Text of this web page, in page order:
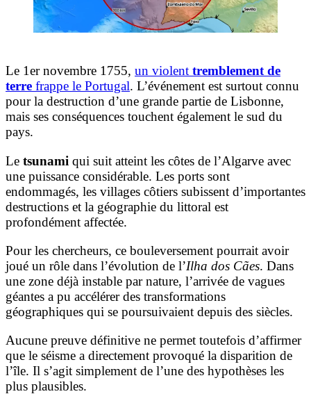
Le 1er novembre 1755, un violent tremblement de
terre frappe le Portugal. L’événement est surtout connu
pour la destruction d’une grande partie de Lisbonne,
mais ses conséquences touchent également le sud du
pays.
Le tsunami qui suit atteint les côtes de l’Algarve avec
une puissance considérable. Les ports sont
endommagés, les villages côtiers subissent d’importantes
destructions et la géographie du littoral est
profondément affectée.
Pour les chercheurs, ce bouleversement pourrait avoir
joué un rôle dans l’évolution de l’Ilha dos Cães. Dans
une zone déjà instable par nature, l’arrivée de vagues
géantes a pu accélérer des transformations
géographiques qui se poursuivaient depuis des siècles.
Aucune preuve définitive ne permet toutefois d’affirmer
que le séisme a directement provoqué la disparition de
l’île. Il s’agit simplement de l’une des hypothèses les
plus plausibles.